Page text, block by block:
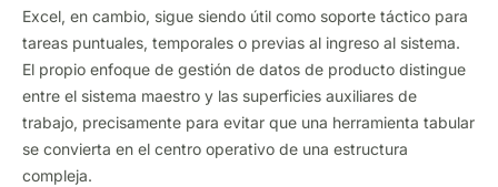
Excel, en cambio, sigue siendo útil como soporte táctico para
tareas puntuales, temporales o previas al ingreso al sistema.
El propio enfoque de gestión de datos de producto distingue
entre el sistema maestro y las superficies auxiliares de
trabajo, precisamente para evitar que una herramienta tabular
se convierta en el centro operativo de una estructura
compleja.